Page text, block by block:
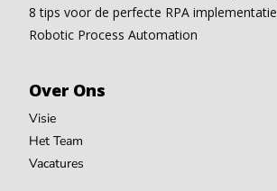
8 tips voor de perfecte RPA implementatie
Robotic Process Automation
Over Ons
Visie
Het Team
Vacatures